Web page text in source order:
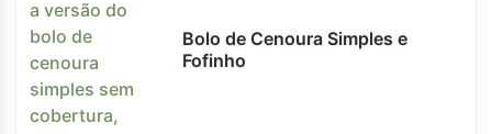
Bolo de Cenoura Simples e
Fofinho